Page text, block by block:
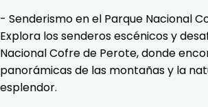
- Senderismo en el Parque Nacional
Explora los senderos escénicos y
Nacional Cofre de Perote, donde
panorámicas de las montañas y la
esplendor.